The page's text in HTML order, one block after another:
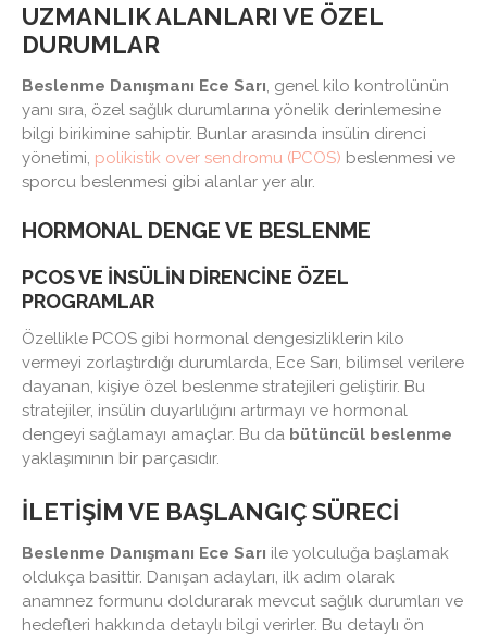
UZMANLIK ALANLARI VE ÖZEL
DURUMLAR
Beslenme Danışmanı Ece Sarı , genel kilo kontrolünün
yanı sıra, özel sağlık durumlarına yönelik derinlemesine
bilgi birikimine sahiptir. Bunlar arasında insülin direnci
yönetimi, polikistik over sendromu (PCOS) beslenmesi ve
sporcu beslenmesi gibi alanlar yer alır.
HORMONAL DENGE VE BESLENME
PCOS VE İNSÜLIN DIRENCINE ÖZEL
PROGRAMLAR
Özellikle PCOS gibi hormonal dengesizliklerin kilo
vermeyi zorlaştırdığı durumlarda, Ece Sarı, bilimsel verilere
dayanan, kişiye özel beslenme stratejileri geliştirir. Bu
stratejiler, insülin duyarlılığını artırmayı ve hormonal
dengeyi sağlamayı amaçlar. Bu da bütüncül beslenme
yaklaşımının bir parçasıdır.
İLETIŞIM VE BAŞLANGIÇ SÜRECI
Beslenme Danışmanı Ece Sarı ile yolculuğa başlamak
oldukça basittir. Danışan adayları, ilk adım olarak
anamnez formunu doldurarak mevcut sağlık durumları ve
hedefleri hakkında detaylı bilgi verirler. Bu detaylı ön